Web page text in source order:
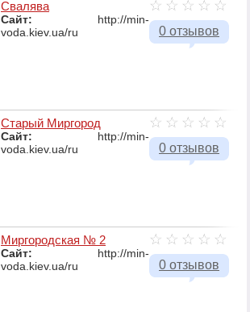
0 отзывов
Свалява
Сайт:
http://min-
voda.kiev.ua/ru
0 отзывов
Старый Миргород
Сайт:
http://min-
voda.kiev.ua/ru
0 отзывов
Миргородская № 2
Сайт:
http://min-
voda.kiev.ua/ru